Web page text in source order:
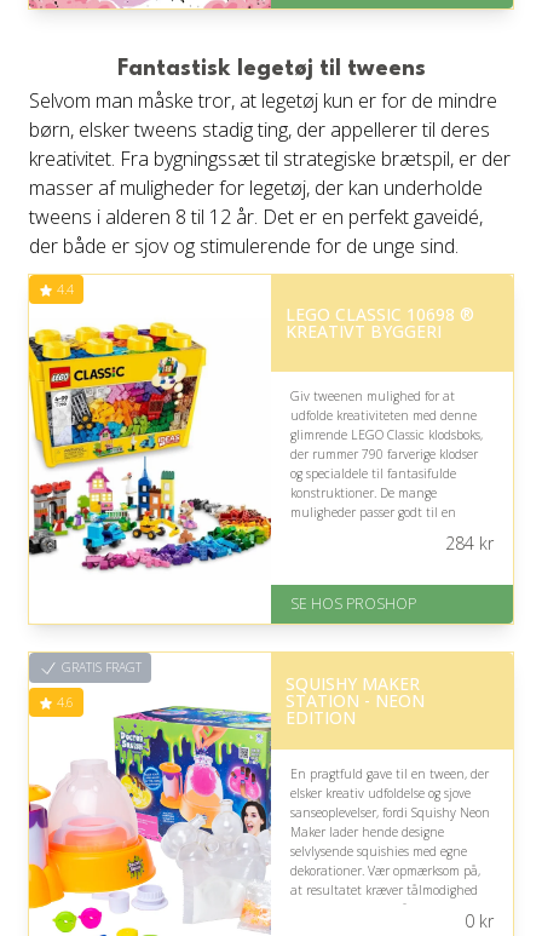
på 4.6 ud af 5
Fantastisk legetøj til tweens
Selvom man måske tror, at legetøj kun er for de mindre
børn, elsker tweens stadig ting, der appellerer til deres
kreativitet. Fra bygningssæt til strategiske brætspil, er der
masser af muligheder for legetøj, der kan underholde
tweens i alderen 8 til 12 år. Det er en perfekt gaveidé,
der både er sjov og stimulerende for de unge sind.
4.4
LEGO CLASSIC 10698 ®
KREATIVT BYGGERI
Giv tweenen mulighed for at
udfolde kreativiteten med denne
glimrende LEGO Classic klodsboks,
der rummer 790 farverige klodser
og specialdele til fantasifulde
konstruktioner. De mange
muligheder passer godt til en
opmærksom på, at sættet kræver
På lager
Levering: 2-12 hverdage
Fremragende Trustpilot rating
284kr
SE HOS PROSHOP
GRATIS FRAGT
4.6
SQUISHY MAKER
STATION - NEON
EDITION
En pragtfuld gave til en tween, der
elsker kreativ udfoldelse og sjove
sanseoplevelser, fordi Squishy Neon
Maker lader hende designe
selvlysende squishies med egne
dekorationer. Vær opmærksom på,
at resultatet kræver tålmodighed
og præcision, især når ballonerne0kr